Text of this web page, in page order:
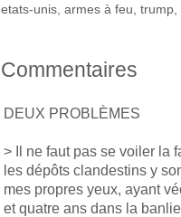
etats-unis armes à feu trump
Commentaires
DEUX PROBLÈMES
> Il ne faut pas se voiler la
les dépôts clandestins y
mes propres yeux, ayant
et quatre ans dans la